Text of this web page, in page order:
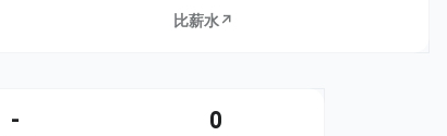
比薪水↗
- 0